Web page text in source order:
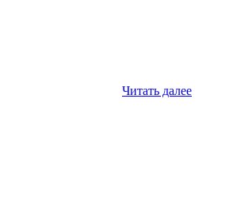
Читать далее